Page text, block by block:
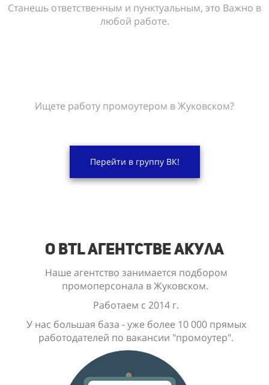
Станешь ответственным и пунктуальным, это Важно в
любой работе.
Ищете работу промоутером в Жуковском?
Перейти в группу ВК!
О BTL Агентстве Акула
Наше агентство занимается подбором
промоперсонала в Жуковском.
Работаем с 2014 г.
У нас большая база - уже более 10 000 прямых
работодателей по вакансии "промоутер".